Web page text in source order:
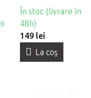
tensiune Wuwei
cu o deschidere
pe fata
În stoc (livrare în
48h)
149 lei
La coş